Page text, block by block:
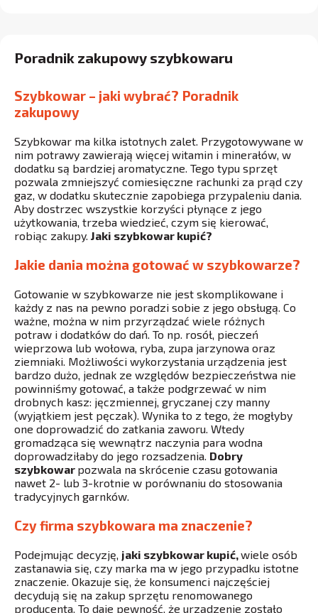
Poradnik zakupowy szybkowaru
Szybkowar – jaki wybrać? Poradnik
zakupowy
Szybkowar ma kilka istotnych zalet. Przygotowywane w
nim potrawy zawierają więcej witamin i minerałów, w
dodatku są bardziej aromatyczne. Tego typu sprzęt
pozwala zmniejszyć comiesięczne rachunki za prąd czy
gaz, w dodatku skutecznie zapobiega przypaleniu dania.
Aby dostrzec wszystkie korzyści płynące z jego
użytkowania, trzeba wiedzieć, czym się kierować,
robiąc zakupy. Jaki szybkowar kupić?
Jakie dania można gotować w szybkowarze?
Gotowanie w szybkowarze nie jest skomplikowane i
każdy z nas na pewno poradzi sobie z jego obsługą. Co
ważne, można w nim przyrządzać wiele różnych
potraw i dodatków do dań. To np. rosół, pieczeń
wieprzowa lub wołowa, ryba, zupa jarzynowa oraz
ziemniaki. Możliwości wykorzystania urządzenia jest
bardzo dużo, jednak ze względów bezpieczeństwa nie
powinniśmy gotować, a także podgrzewać w nim
drobnych kasz: jęczmiennej, gryczanej czy manny
(wyjątkiem jest pęczak). Wynika to z tego, że mogłyby
one doprowadzić do zatkania zaworu. Wtedy
gromadząca się wewnątrz naczynia para wodna
doprowadziłaby do jego rozsadzenia. Dobry
szybkowar pozwala na skrócenie czasu gotowania
nawet 2- lub 3-krotnie w porównaniu do stosowania
tradycyjnych garnków.
Czy firma szybkowara ma znaczenie?
Podejmując decyzję, jaki szybkowar kupić,wiele osób
zastanawia się, czy marka ma w jego przypadku istotne
znaczenie. Okazuje się, że konsumenci najczęściej
decydują się na zakup sprzętu renomowanego
producenta. To daje pewność, że urządzenie zostało